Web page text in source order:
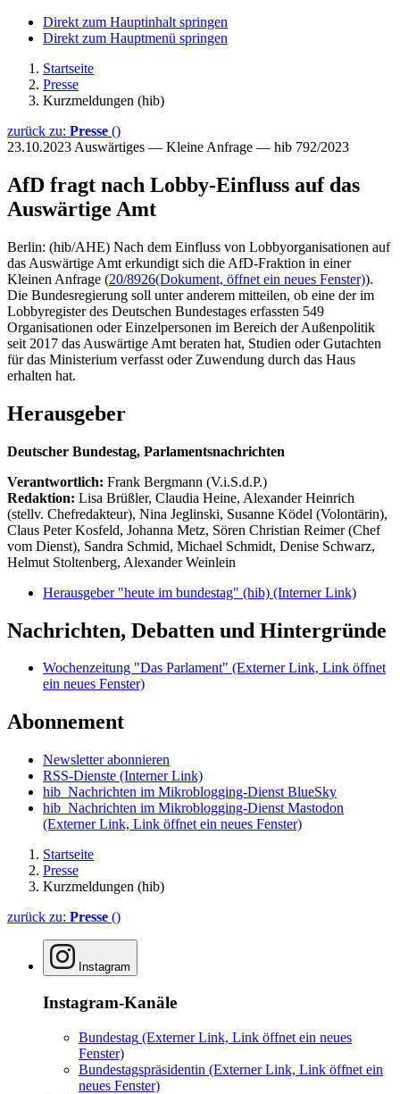
Direkt zum Hauptinhalt springen
Direkt zum Hauptmenü springen
Startseite
Presse
Kurzmeldungen (hib)
zurück zu: Presse ()
23.10.2023 Auswärtiges — Kleine Anfrage — hib 792/2023
AfD fragt nach Lobby-Einfluss auf das
Auswärtige Amt
Berlin: (hib/AHE) Nach dem Einfluss von Lobbyorganisationen auf
das Auswärtige Amt erkundigt sich die AfD-Fraktion in einer
Kleinen Anfrage (20/8926(Dokument, öffnet ein neues Fenster)).
Die Bundesregierung soll unter anderem mitteilen, ob eine der im
Lobbyregister des Deutschen Bundestages erfassten 549
Organisationen oder Einzelpersonen im Bereich der Außenpolitik
seit 2017 das Auswärtige Amt beraten hat, Studien oder Gutachten
für das Ministerium verfasst oder Zuwendung durch das Haus
erhalten hat.
Herausgeber
Deutscher Bundestag, Parlamentsnachrichten
Verantwortlich: Frank Bergmann (V.i.S.d.P.)
Redaktion: Lisa Brüßler, Claudia Heine, Alexander Heinrich
(stellv. Chefredakteur), Nina Jeglinski, Susanne Ködel (Volontärin),
Claus Peter Kosfeld, Johanna Metz, Sören Christian Reimer (Chef
vom Dienst), Sandra Schmid, Michael Schmidt, Denise Schwarz,
Helmut Stoltenberg, Alexander Weinlein
Herausgeber "heute im bundestag" (hib) (Interner Link)
Nachrichten, Debatten und Hintergründe
Wochenzeitung "Das Parlament" (Externer Link, Link öffnet
ein neues Fenster)
Abonnement
Newsletter abonnieren
RSS-Dienste (Interner Link)
hib_Nachrichten im Mikroblogging-Dienst BlueSky
hib_Nachrichten im Mikroblogging-Dienst Mastodon
(Externer Link, Link öffnet ein neues Fenster)
Startseite
Presse
Kurzmeldungen (hib)
zurück zu: Presse ()
Instagram
Instagram-Kanäle
Bundestag (Externer Link, Link öffnet ein neues
Fenster)
Bundestagspräsidentin (Externer Link, Link öffnet ein
neues Fenster)